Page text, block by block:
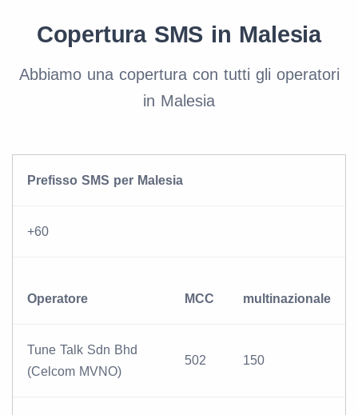
Copertura SMS in Malesia
Abbiamo una copertura con tutti gli operatori
in Malesia
Prefisso SMS per Malesia
+60
Operatore MCC multinazionale
Tune Talk Sdn Bhd
(Celcom MVNO)
502 150